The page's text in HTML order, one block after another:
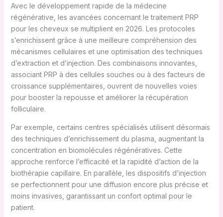
Avec le développement rapide de la médecine
régénérative, les avancées concernant le traitement PRP
pour les cheveux se multiplient en 2026. Les protocoles
s’enrichissent grâce à une meilleure compréhension des
mécanismes cellulaires et une optimisation des techniques
d’extraction et d’injection. Des combinaisons innovantes,
associant PRP à des cellules souches ou à des facteurs de
croissance supplémentaires, ouvrent de nouvelles voies
pour booster la repousse et améliorer la récupération
folliculaire.
Par exemple, certains centres spécialisés utilisent désormais
des techniques d’enrichissement du plasma, augmentant la
concentration en biomolécules régénératives. Cette
approche renforce l’efficacité et la rapidité d’action de la
biothérapie capillaire. En parallèle, les dispositifs d’injection
se perfectionnent pour une diffusion encore plus précise et
moins invasives, garantissant un confort optimal pour le
patient.